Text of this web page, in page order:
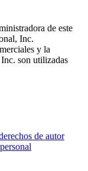
de este
Inc.
y la
son utilizadas
de autor